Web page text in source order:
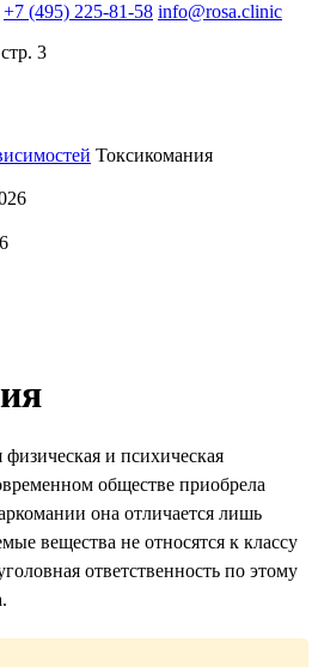
+7 (495) 225-81-58 info@rosa.clinic
3
Токсикомания
и психическая
обществе приобрела
она отличается лишь
вещества не относятся к классу
ответственность по этому